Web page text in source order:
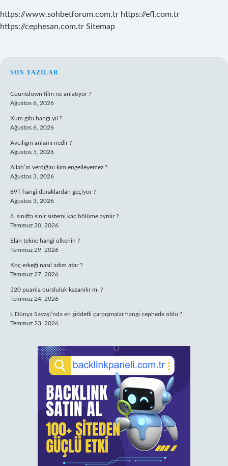
https://www.sohbetforum.com.tr https://efl.com.tr
https://cephesan.com.tr Sitemap
SIDEBAR
SON YAZILAR
Countdown film ne anlatıyor ?
Ağustos 6, 2026
Kum gibi hangi yıl ?
Ağustos 6, 2026
Avcılığın anlamı nedir ?
Ağustos 5, 2026
Allah’ın verdiğini kim engelleyemez ?
Ağustos 3, 2026
89T hangi duraklardan geçiyor ?
Ağustos 3, 2026
6. sınıfta sinir sistemi kaç bölüme ayrılır ?
Temmuz 30, 2026
Elan tekne hangi ülkenin ?
Temmuz 29, 2026
Koç erkeği nasıl adım atar ?
Temmuz 27, 2026
320 puanla bursluluk kazanılır mı ?
Temmuz 24, 2026
I. Dünya Savaşı’nda en şiddetli çarpışmalar hangi cephede oldu ?
Temmuz 23, 2026